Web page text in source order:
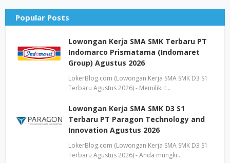
Popular Posts
Lowongan Kerja SMA SMK Terbaru PT
Indomarco Prismatama (Indomaret
Group) Agustus 2026
LokerBlog.com (Lowongan Kerja SMA SMK D3 S1
Terbaru Agustus 2026) - Memiliki t…
Lowongan Kerja SMA SMK D3 S1
Terbaru PT Paragon Technology and
Innovation Agustus 2026
LokerBlog.com (Lowongan Kerja SMA SMK D3 S1
Terbaru Agustus 2026) - Anda mungki…